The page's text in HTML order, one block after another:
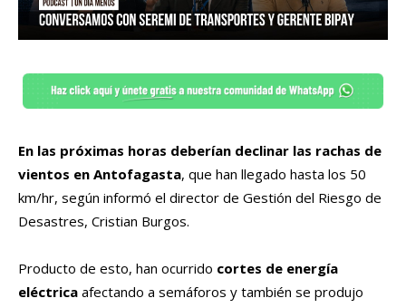
En las próximas horas deberían declinar las rachas de
vientos en Antofagasta, que han llegado hasta los 50
km/hr, según informó el director de Gestión del Riesgo de
Desastres, Cristian Burgos.
Producto de esto, han ocurrido cortes de energía
eléctrica afectando a semáforos y también se produjo